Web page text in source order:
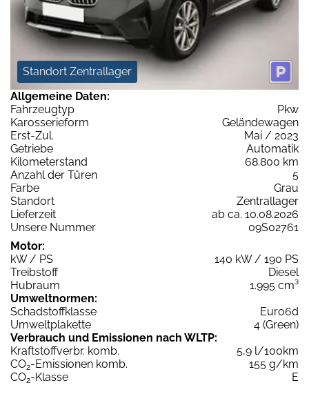
Standort Zentrallager
Allgemeine Daten:
Fahrzeugtyp
Pkw
Karosserieform
Geländewagen
Erst-Zul.
Mai / 2023
Getriebe
Automatik
Kilometerstand
68.800 km
Anzahl der Türen
5
Farbe
Grau
Standort
Zentrallager
Lieferzeit
ab ca. 10.08.2026
Unsere Nummer
09S02761
Motor:
kW / PS
140 kW / 190 PS
Treibstoff
Diesel
Hubraum
1.995 cm³
Umweltnormen:
Schadstoffklasse
Euro6d
Umweltplakette
4 (Green)
Verbrauch und Emissionen nach WLTP:
Kraftstoffverbr. komb.
5,9 l/100km
CO2-Emissionen komb.
155 g/km
CO2-Klasse
E